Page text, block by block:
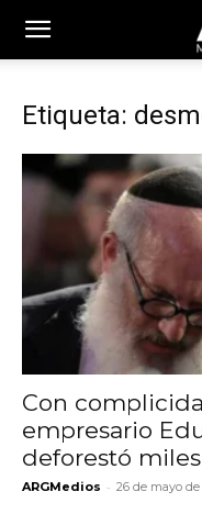
Etiqueta:
Con
empresario
deforestó miles
ARGMedios - 26 de mayo de